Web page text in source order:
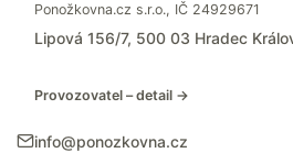
Ponožkovna.cz s.r.o., IČ 24929671
Lipová 156/7, 500 03 Hradec
Provozovatel – detail →
info@ponozkovna.cz